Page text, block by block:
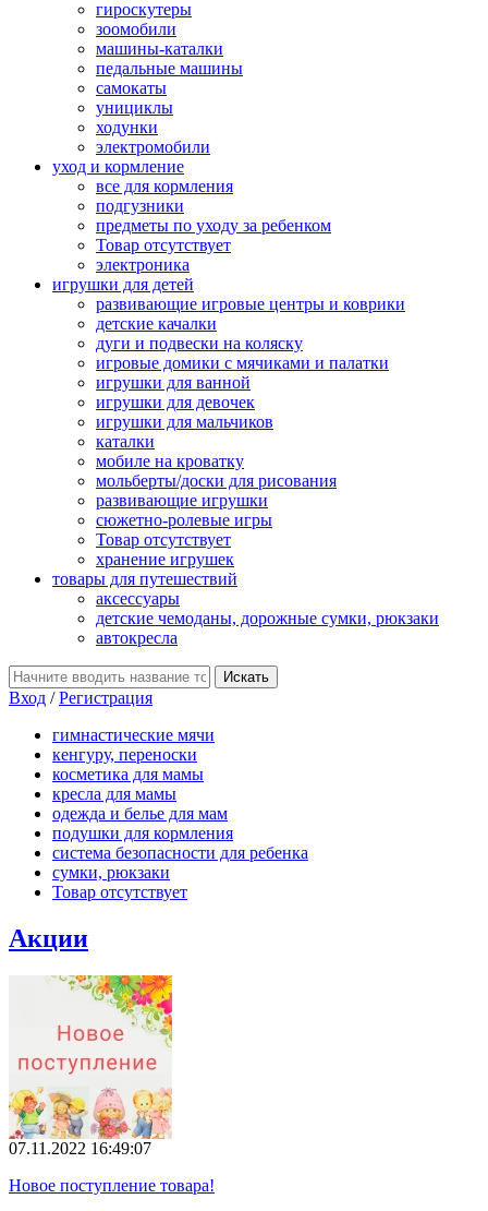
гироскутеры
зоомобили
машины-каталки
педальные машины
самокаты
унициклы
ходунки
электромобили
уход и кормление
все для кормления
подгузники
предметы по уходу за ребенком
Товар отсутствует
электроника
игрушки для детей
развивающие игровые центры и коврики
детские качалки
дуги и подвески на коляску
игровые домики с мячиками и палатки
игрушки для ванной
игрушки для девочек
игрушки для мальчиков
каталки
мобиле на кроватку
мольберты/доски для рисования
развивающие игрушки
сюжетно-ролевые игры
Товар отсутствует
хранение игрушек
товары для путешествий
аксессуары
детские чемоданы, дорожные сумки, рюкзаки
автокресла
Вход /Регистрация
гимнастические мячи
кенгуру, переноски
косметика для мамы
кресла для мамы
одежда и белье для мам
подушки для кормления
система безопасности для ребенка
сумки, рюкзаки
Товар отсутствует
Акции
07.11.2022 16:49:07
Новое поступление товара!